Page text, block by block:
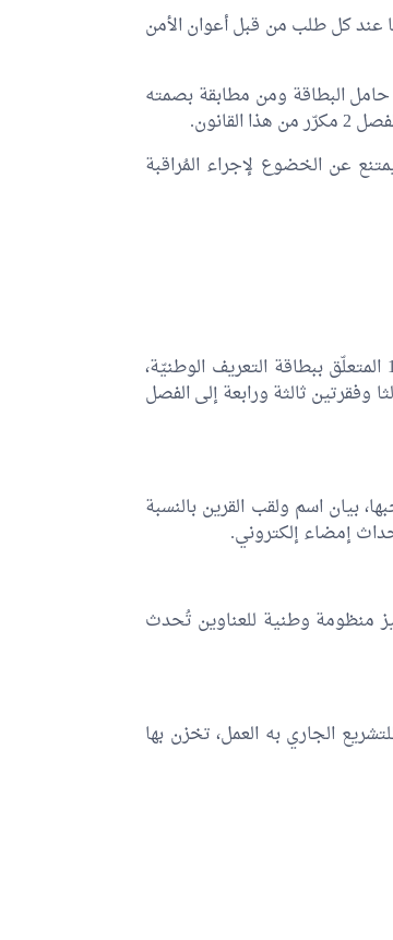
كل طلب من قبل أعوان الأمن
البطاقة ومن مطابقة بصمته
على كل من يمتنع عن الخضوع لإجراء المُراقبة
تُضاف إلى أحكام القانون عدد 27 لسنة 1993 المؤرّخ في 22 مارس 1993 المتعلّق ببطاقة التعريف الوطنيّة،
وسادسة وسابعة إلى الفصل 2 والفصل 2 مكرّر والفصل 2 ثالثا وفقرتين ثالثة ورابعة إلى الفصل
بيان اسم ولقب القرين بالنسبة
إمضاء إلكتروني.
منظومة وطنية للعناوين تُحدث
الجاري به العمل، تخزن بها